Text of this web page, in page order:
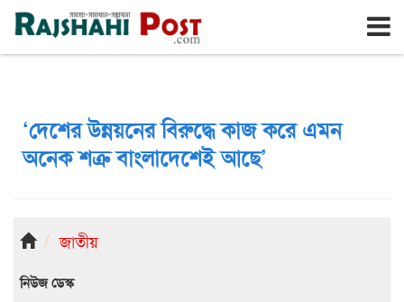
রাজশাহী শুক্রবার, ৭ই আগস্ট ২০২৬, ২৩শে শ্রাবণ ১৪৩৩
‘দেশের উন্নয়নের বিরুদ্ধে কাজ করে এমন
অনেক শত্রু বাংলাদেশেই আছে’
জাতীয়
নিউজ ডেস্ক